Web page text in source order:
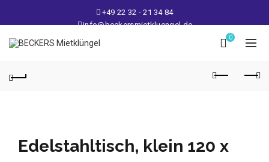
+49 22 32 - 21 34 84
info@beckersmietkluengel.de
Lager: Gutenbergstraße 1 - 50389 Wesseling
Mo - Fr: 9 – 17 Uhr, Sa: 9 – 12 Uhr
0
Edelstahltisch, klein 120 x